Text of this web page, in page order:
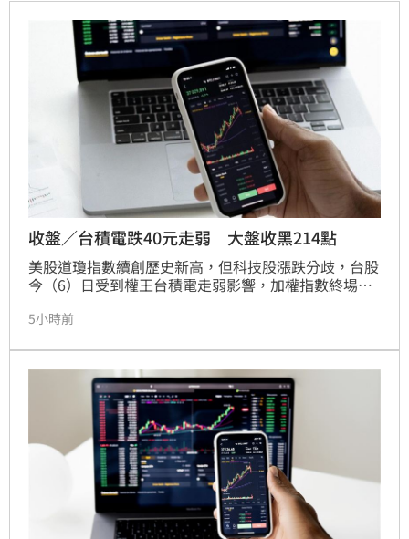
收盤／台積電跌40元走弱 大盤收黑214點
美股道瓊指數續創歷史新高，但科技股漲跌分歧，台股
今（6）日受到權王台積電走弱影響，加權指數終場下
額9,403.91億元；反觀代表中小型股的櫃買指數逆勢上
億元，資金明顯轉向中小型電子與AI概念股，形成上
市、上櫃不同調格局。
5小時前